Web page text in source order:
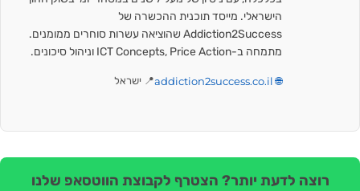
הישראלי. מייסד תוכנית ההכשרה של
Addiction2Success שהוציאה עשרות סוחרים ממומנים.
מתמחה ב-ICT Concepts, Price Action וניהול סיכונים.
🌐 addiction2success.co.il 📍 ישראל
רוצה לדעת יותר? הצטרף לקבוצת הווטסאפ שלנו